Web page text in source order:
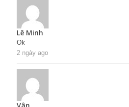
Lê Minh
Ok
2 ngày ago
Vân